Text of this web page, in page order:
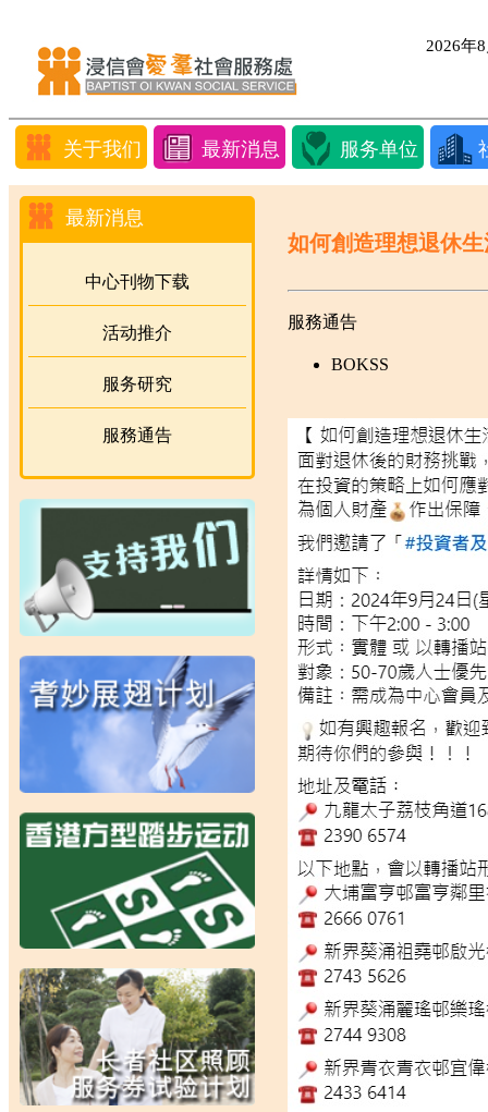
2026年
关于我们 最新消息 服务单位
最新消息
中心刊物下载
活动推介
服务研究
服務通告
如何創造理想退休生
服務通告
BOKSS